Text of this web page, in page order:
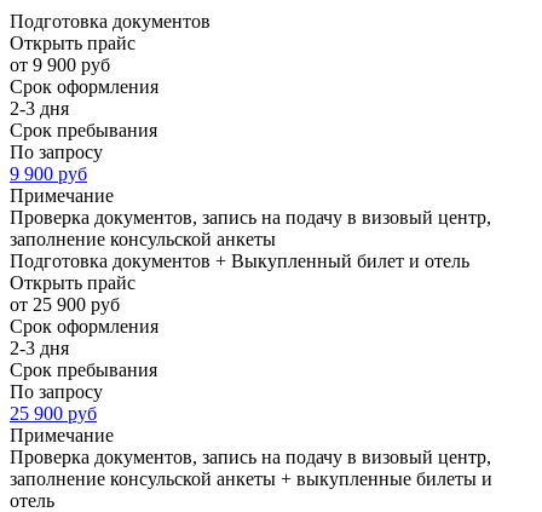
Подготовка документов
Открыть прайс
от 9 900 руб
Срок оформления
2-3 дня
Срок пребывания
По запросу
9 900 руб
Примечание
Проверка документов, запись на подачу в визовый центр,
заполнение консульской анкеты
Подготовка документов + Выкупленный билет и отель
Открыть прайс
от 25 900 руб
Срок оформления
2-3 дня
Срок пребывания
По запросу
25 900 руб
Примечание
Проверка документов, запись на подачу в визовый центр,
заполнение консульской анкеты + выкупленные билеты и
отель